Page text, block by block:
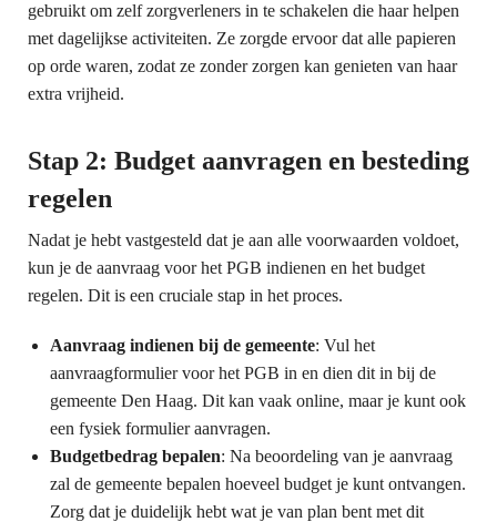
gebruikt om zelf zorgverleners in te schakelen die haar helpen
met dagelijkse activiteiten. Ze zorgde ervoor dat alle papieren
op orde waren, zodat ze zonder zorgen kan genieten van haar
extra vrijheid.
Stap 2: Budget aanvragen en besteding
regelen
Nadat je hebt vastgesteld dat je aan alle voorwaarden voldoet,
kun je de aanvraag voor het PGB indienen en het budget
regelen. Dit is een cruciale stap in het proces.
Aanvraag indienen bij de gemeente: Vul het
aanvraagformulier voor het PGB in en dien dit in bij de
gemeente Den Haag. Dit kan vaak online, maar je kunt ook
een fysiek formulier aanvragen.
Budgetbedrag bepalen: Na beoordeling van je aanvraag
zal de gemeente bepalen hoeveel budget je kunt ontvangen.
Zorg dat je duidelijk hebt wat je van plan bent met dit